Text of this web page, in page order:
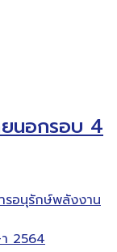
ยนอกรอบ 4
รอนุรักษ์พลังงาน
2564